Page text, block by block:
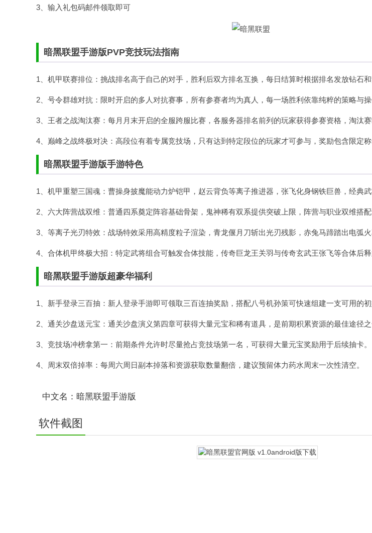
3、输入礼包码邮件领取即可
暗黑联盟手游版PVP竞技玩法指南
1、机甲联赛排位：挑战排名高于自己的对手，胜利后双方排名互换，每日结算时根据排名发放钻石和
2、号令群雄对抗：限时开启的多人对抗赛事，所有参赛者均为真人，每一场胜利依靠纯粹的策略与操
3、王者之战淘汰赛：每月月末开启的全服跨服比赛，各服务器排名前列的玩家获得参赛资格，淘汰
4、巅峰之战终极对决：高段位有着专属竞技场，只有达到特定段位的玩家才可参与，奖励包含限定称
暗黑联盟手游版手游特色
1、机甲重塑三国魂：曹操身披魔能动力炉铠甲，赵云背负等离子推进器，张飞化身钢铁巨兽，经典武
2、六大阵营战双维：普通四系奠定阵容基础骨架，鬼神稀有双系提供突破上限，阵营与职业双维搭配
3、等离子光刃特效：战场特效采用高精度粒子渲染，青龙偃月刀斩出光刃残影，赤兔马蹄踏出电弧火
4、合体机甲终极大招：特定武将组合可触发合体技能，传奇巨龙王关羽与传奇玄武王张飞等合体后释
暗黑联盟手游版超豪华福利
1、新手登录三百抽：新人登录手游即可领取三百连抽奖励，搭配八号机孙策可快速组建一支可用的初
2、通关沙盘送元宝：通关沙盘演义第四章可获得大量元宝和稀有道具，是前期积累资源的最佳途径之
3、竞技场冲榜拿第一：前期条件允许时尽量抢占竞技场第一名，可获得大量元宝奖励用于后续抽卡。
4、周末双倍掉率：每周六周日副本掉落和资源获取数量翻倍，建议预留体力药水周末一次性清空。
中文名：暗黑联盟手游版
软件截图